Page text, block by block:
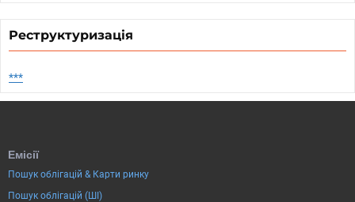
Реструктуризація
***
Емісії
Пошук облігацій & Карти ринку
Пошук облігацій (ШІ)